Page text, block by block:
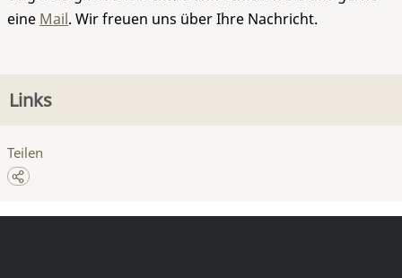
eine Mail. Wir freuen uns über Ihre Nachricht.
Links
Teilen